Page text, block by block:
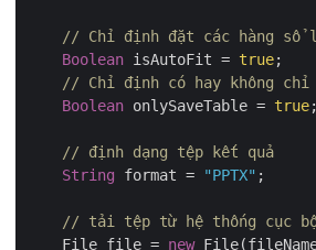
// Chỉ định đặt các hàng sổ
Boolean isAutoFit = true;
// Chỉ định có hay không
Boolean onlySaveTable = true;
// định dạng tệp kết quả
String format = "PPTX" ;
// tải tệp từ hệ thống cục
    File file =
new